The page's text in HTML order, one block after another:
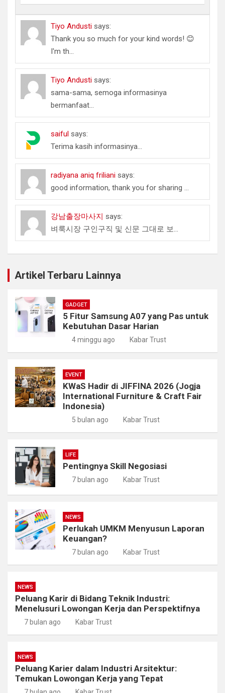
Tiyo Andusti says:
Thank you so much for your kind words! 😊
I'm th...
Tiyo Andusti says:
sama-sama, semoga informasinya
bermanfaat...
saiful says:
Terima kasih informasinya...
radiyana aniq friliani says:
good information, thank you for sharing ...
강남출장마사지 says:
벼룩시장 구인구직 및 신문 그대로 보...
Artikel Terbaru Lainnya
GADGET
5 Fitur Samsung A07 yang Pas untuk
Kebutuhan Dasar Harian
4 minggu ago Kabar Trust
EVENT
KWaS Hadir di JIFFINA 2026 (Jogja
International Furniture & Craft Fair
Indonesia)
5 bulan ago Kabar Trust
LIFE
Pentingnya Skill Negosiasi
7 bulan ago Kabar Trust
NEWS
Perlukah UMKM Menyusun Laporan
Keuangan?
7 bulan ago Kabar Trust
NEWS
Peluang Karir di Bidang Teknik Industri:
Menelusuri Lowongan Kerja dan Perspektifnya
7 bulan ago Kabar Trust
NEWS
Peluang Karier dalam Industri Arsitektur:
Temukan Lowongan Kerja yang Tepat